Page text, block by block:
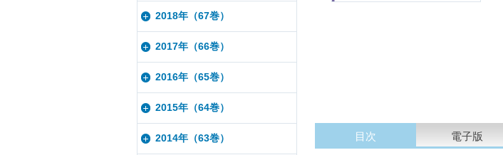
目次 電子版
2018年（67巻）
2017年（66巻）
2016年（65巻）
2015年（64巻）
2014年（63巻）